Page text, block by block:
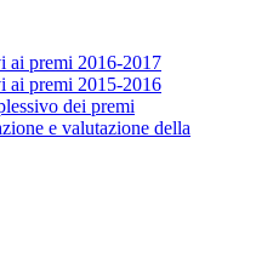
ai premi 2016-2017
ai premi 2015-2016
dei premi
e valutazione della